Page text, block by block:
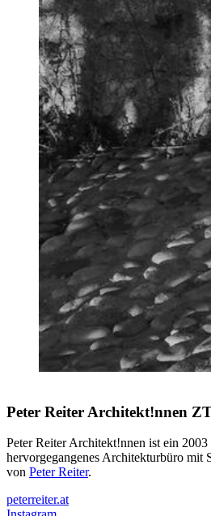
Peter Reiter Architekt!nnen
Peter Reiter Architekt!nnen ist ein 2003
hervorgegangenes Architekturbüro mit
von Peter Reiter.
peterreiter.at